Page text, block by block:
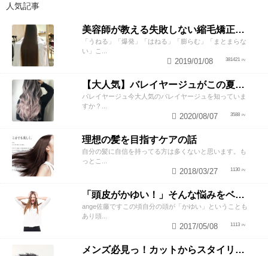
人気記事
美容師が教える失敗しない縮毛矯正の知識と2つのテクニック
「うねる」「爆発」「はねる」「膨らむ」「まとまらな
い」こ...
381421
2019/01/08
【大人気】バレイヤージュがこの夏オススメな理由！！
バレイヤージュ今大人気のバレイヤージュを知っていま
すか？...
3588
2020/08/07
理想の髪を目指すケアの話
自分の髪に自信を持ってる方は多くないと思います。も
っとこ...
1130
2018/03/27
「頭皮がかゆい！」そんな悩みをベテラン美容師が解決させるスペシャルテク
ange佐藤ですこの頃自分の頭が「かゆい」ということも
あり頭...
1113
2017/05/08
メンズ必見っ！カットからスタイリングお任せ下さい！